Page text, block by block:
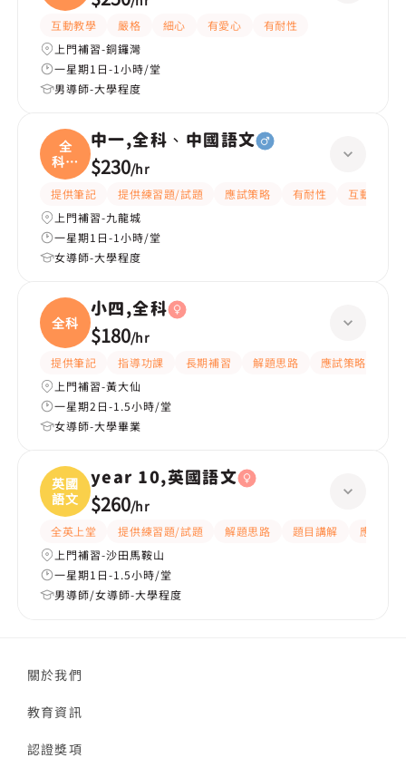
互動教學 嚴格 細心 有愛心
有耐性
上門補習-銅鑼灣
一星期1日-1小時/堂
男導師-大學程度
全
科、
中國
中一,全科、中國語文
$230/hr
提供筆記 提供練習題/試題 應試策略 有耐性
互動教學
上門補習-九龍城
一星期1日-1小時/堂
女導師-大學程度
全科
小四,全科
$180/hr
提供筆記 指導功課 長期補習 解題思路 應試策略
上門補習-黃大仙
一星期2日-1.5小時/堂
女導師-大學畢業
英國
語文
year 10,英國語文
$260/hr
全英上堂 提供練習題/試題 解題思路 題目講解
應試策略
上門補習-沙田馬鞍山
一星期1日-1.5小時/堂
男導師/女導師-大學程度
關於我們
教育資訊
認證獎項